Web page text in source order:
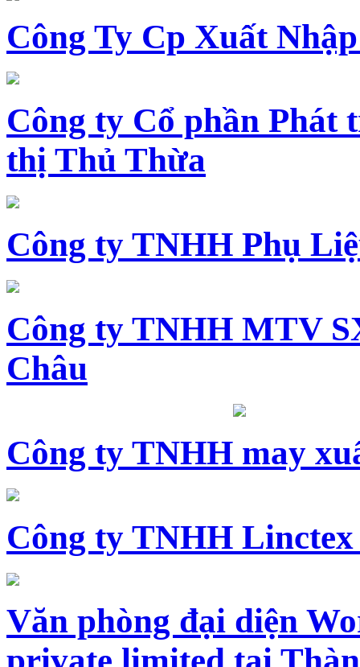
Công Ty Cp Xuất
Công ty Cổ phần Phát
thị Thủ Thừa
Công ty TNHH Phụ
Công ty TNHH MTV
Châu
Công ty TNHH may
Công ty TNHH Linctex
Văn phòng đại diện